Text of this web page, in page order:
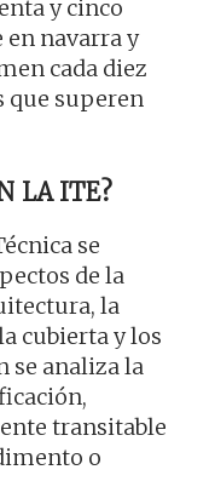
y cinco
navarra y
cada diez
que superen
LA ITE?
se
de la
la
cubierta y los
se analiza la
transitable
o